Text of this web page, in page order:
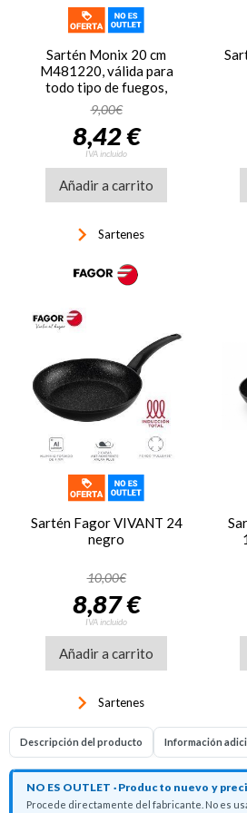
Sartén Monix 20 cm
M481220, válida para
todo tipo de fuegos,
verde
9,00€
8,42 €
IVA incluido
Añadir a carrito
keyboard_arrow_right Sartenes
Sartén Fagor VIVANT 24
negro
10,00€
8,87 €
IVA incluido
Añadir a carrito
keyboard_arrow_right Sartenes
Descripción del producto Información
NO ES OUTLET · Producto nuevo y
Procede directamente del fabricante. No es